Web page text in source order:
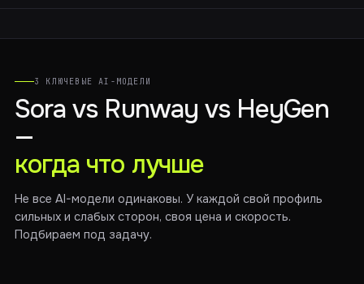
3 КЛЮЧЕВЫЕ AI-МОДЕЛИ
Sora vs Runway vs HeyGen
—
когда что лучше
Не все AI-модели одинаковы. У каждой свой профиль
сильных и слабых сторон, своя цена и скорость.
Подбираем под задачу.